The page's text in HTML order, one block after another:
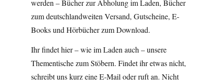
werden – Bücher zur Abholung im Laden, Bücher
zum deutschlandweiten Versand, Gutscheine, E-
Books und Hörbücher zum Download.
Ihr findet hier – wie im Laden auch – unsere
Thementische zum Stöbern. Findet ihr etwas nicht,
schreibt uns kurz eine E-Mail oder ruft an. Nicht